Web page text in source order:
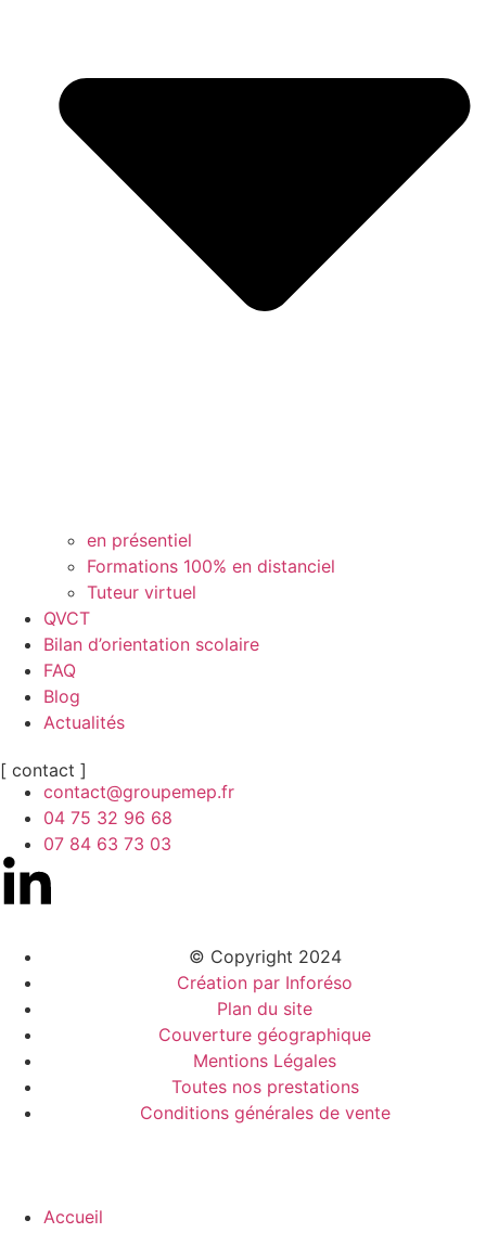
en présentiel
Formations 100% en distanciel
Tuteur virtuel
QVCT
Bilan d’orientation scolaire
FAQ
Blog
Actualités
[ contact ]
contact@groupemep.fr
04 75 32 96 68
07 84 63 73 03
© Copyright 2024
Création par Inforéso
Plan du site
Couverture géographique
Mentions Légales
Toutes nos prestations
Conditions générales de vente
Accueil